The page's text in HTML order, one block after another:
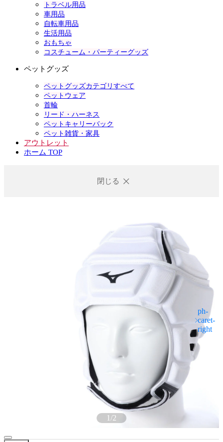
トラベル用品
車用品
自転車用品
生活用品
おもちゃ
コスチューム・パーティーグッズ
ペットグッズ
ペットグッズカテゴリすべて
ペットウェア
首輪
リード・ハーネス
ペットキャリーバック
ペット雑貨・家具
アウトレット
ホーム TOP
閉じる
1/2